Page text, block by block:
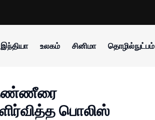
இந்தியா உலகம் சினிமா தொழில்நுட்பம்
தண்ணீரை
பொலிஸ்